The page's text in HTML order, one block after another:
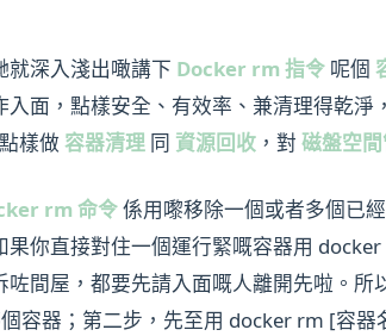
就深入淺出噉講下 Docker rm 指令 呢個
面，點樣安全、有效率、兼清理得乾
樣做 容器清理 同 資源回收 ，對 磁盤空
rm 命令係用嚟移除一個或者多個已
你直接對住一個運行緊嘅容器用 docker
間屋，都要先請入面嘅人離開先啦。所
容器；第二步，先至用 docker rm [容